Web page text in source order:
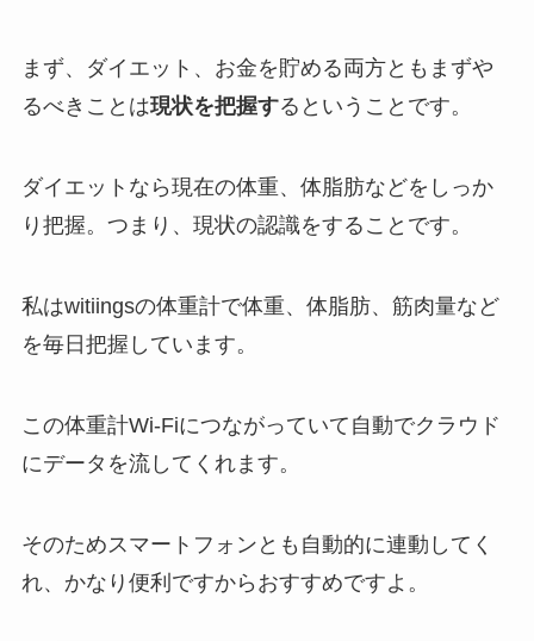
まず、ダイエット、お金を貯める両方ともまずや
るべきことは現状を把握するということです。
ダイエットなら現在の体重、体脂肪などをしっか
り把握。つまり、現状の認識をすることです。
私はwitiingsの体重計で体重、体脂肪、筋肉量など
を毎日把握しています。
この体重計Wi-Fiにつながっていて自動でクラウド
にデータを流してくれます。
そのためスマートフォンとも自動的に連動してく
れ、かなり便利ですからおすすめですよ。